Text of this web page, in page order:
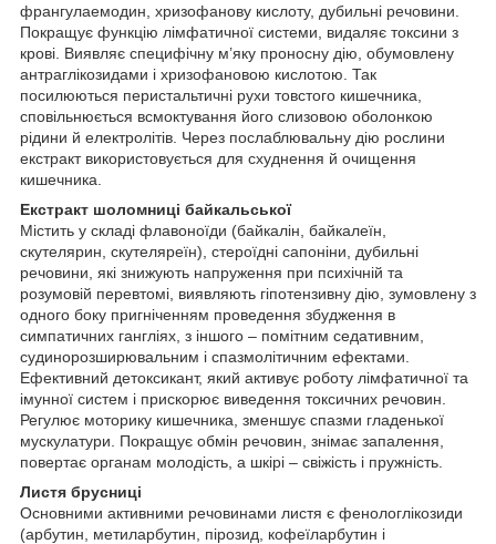
франгулаемодин, хризофанову кислоту, дубильні речовини.
Покращує функцію лімфатичної системи, видаляє токсини з
крові. Виявляє специфічну м’яку проносну дію, обумовлену
антраглікозидами і хризофановою кислотою. Так
посилюються перистальтичні рухи товстого кишечника,
сповільнюється всмоктування його слизовою оболонкою
рідини й електролітів. Через послаблювальну дію рослини
екстракт використовується для схуднення й очищення
кишечника.
Екстракт шоломниці байкальської
Містить у складі флавоноїди (байкалін, байкалеїн,
скутелярин, скутеляреїн), стероїдні сапоніни, дубильні
речовини, які знижують напруження при психічній та
розумовій перевтомі, виявляють гіпотензивну дію, зумовлену з
одного боку пригніченням проведення збудження в
симпатичних гангліях, з іншого – помітним седативним,
судинорозширювальним і спазмолітичним ефектами.
Ефективний детоксикант, який активує роботу лімфатичної та
імунної систем і прискорює виведення токсичних речовин.
Регулює моторику кишечника, зменшує спазми гладенької
мускулатури. Покращує обмін речовин, знімає запалення,
повертає органам молодість, а шкірі – свіжість і пружність.
Листя брусниці
Основними активними речовинами листя є фенологлікозиди
(арбутин, метиларбутин, пірозид, кофеїларбутин і